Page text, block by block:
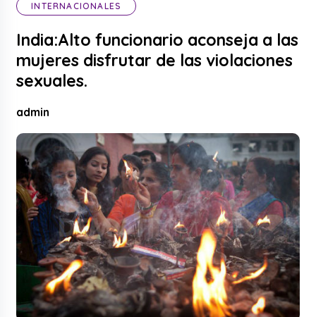
INTERNACIONALES
India:Alto funcionario aconseja a las
mujeres disfrutar de las violaciones
sexuales.
admin